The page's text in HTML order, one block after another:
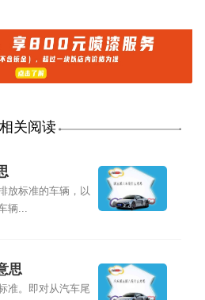
相关阅读
放标准的车辆，以
辆...
思
准。即对从汽车尾